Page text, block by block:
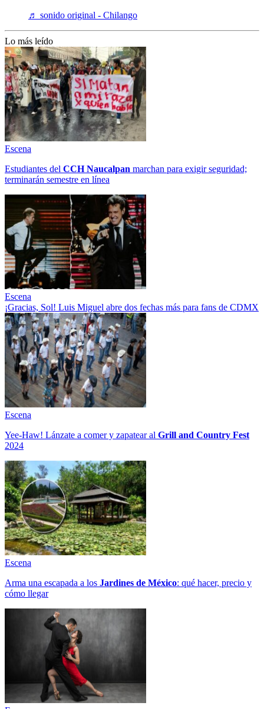
♬ sonido original - Chilango
Lo más leído
Escena
Estudiantes del CCH Naucalpan marchan para exigir seguridad;
terminarán semestre en línea
Escena
¡Gracias, Sol! Luis Miguel abre dos fechas más para fans de CDMX
Escena
Yee-Haw! Lánzate a comer y zapatear al Grill and Country Fest
2024
Escena
Arma una escapada a los Jardines de México: qué hacer, precio y
cómo llegar